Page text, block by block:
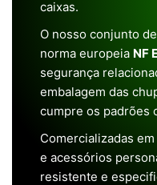
caixas.
O nosso conjunto
norma europeia NF
segurança
embalagem das
cumpre os padrões
Comercializadas
e acessórios
resistente e